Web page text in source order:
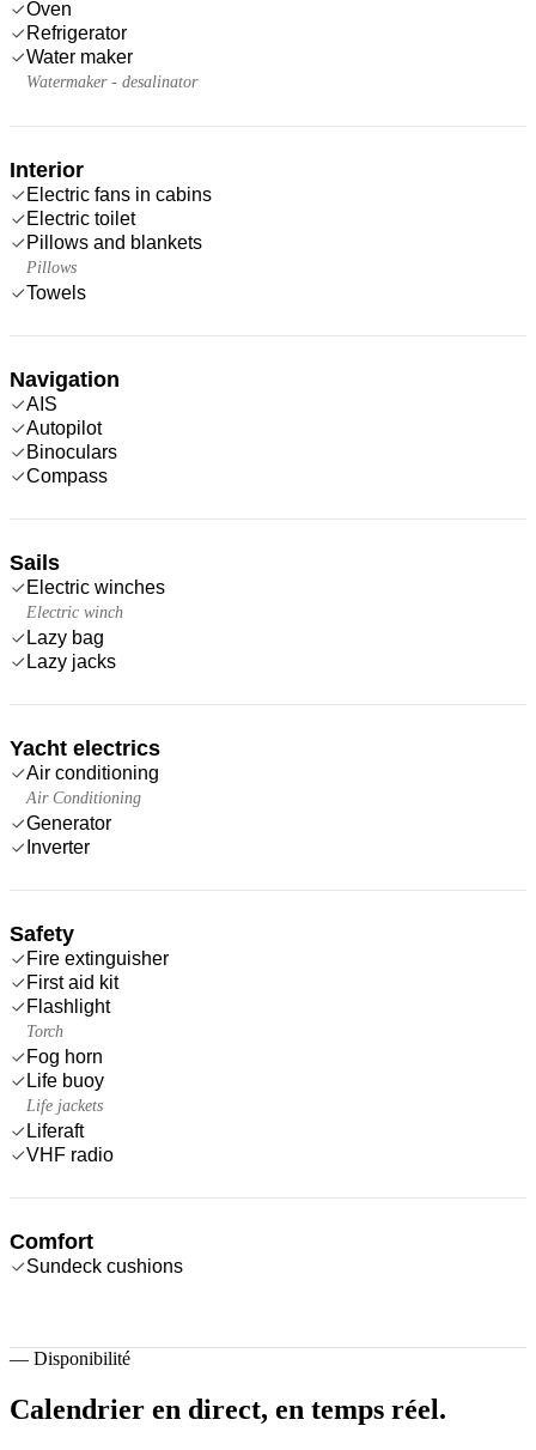
Oven
Refrigerator
Water maker
Watermaker - desalinator
Interior
Electric fans in cabins
Electric toilet
Pillows and blankets
Pillows
Towels
Navigation
AIS
Autopilot
Binoculars
Compass
Sails
Electric winches
Electric winch
Lazy bag
Lazy jacks
Yacht electrics
Air conditioning
Air Conditioning
Generator
Inverter
Safety
Fire extinguisher
First aid kit
Flashlight
Torch
Fog horn
Life buoy
Life jackets
Liferaft
VHF radio
Comfort
Sundeck cushions
— Disponibilité
Calendrier en direct, en temps réel.